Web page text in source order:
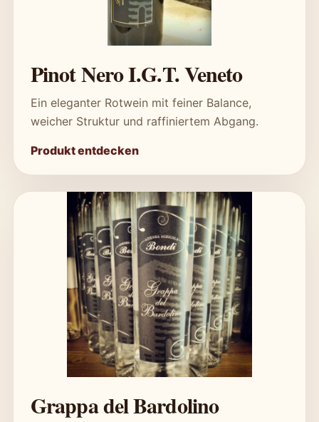
Pinot Nero I.G.T. Veneto
Ein eleganter Rotwein mit feiner Balance,
weicher Struktur und raffiniertem Abgang.
Produkt entdecken
Grappa del Bardolino